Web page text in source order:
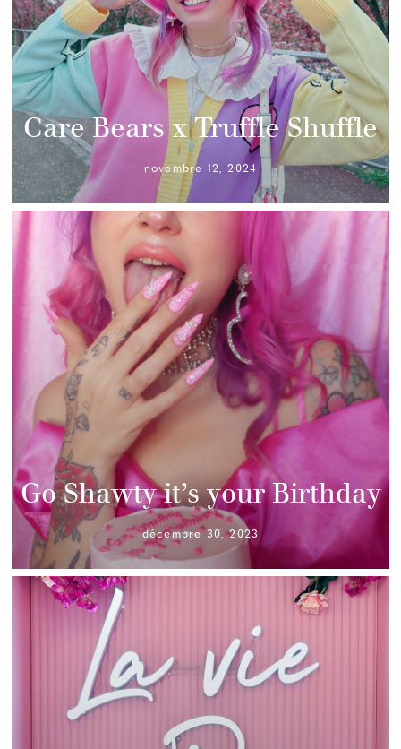
Care Bears x Truffle Shuffle
novembre 12, 2024
Go Shawty it’s your Birthday
décembre 30, 2023